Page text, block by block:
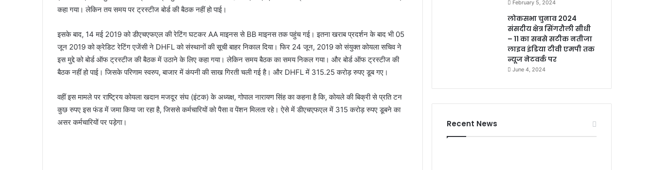
कहा गया। लेकिन तय समय पर ट्रस्टीज बोर्ड की बैठक नहीं हो पाई।
इसके बाद, 14 मई 2019 को डीएचएफएल की रेटिंग घटकर AA माइनस से BB माइनस तक पहुंच गई। इतना खराब प्रदर्शन के बाद भी 05
जून 2019 को क्रेडिट रेटिंग एजेंसी ने DHFL को संस्थानों की सूची बाहर निकाल दिया। फिर 24 जून, 2019 को संयुक्त कोयला सचिव ने
इस मुद्दे को बोर्ड ऑफ ट्रस्टीज की बैठक में उठाने के लिए कहा गया। लेकिन समय बैठक का समय निकल गया। और बोर्ड ऑफ ट्रस्टीज की
बैठक नहीं हो पाई। जिसके परिणाम स्वरुप, बाजार में कंपनी की साख गिरती चली गई है। और DHFL में 315.25 करोड़ रुपए डूब गए।
वहीं इस मामले पर राष्ट्रिय कोयला खदान मजदूर संघ (इंटक) के अध्यक्ष, गोपाल नारायण सिंह का कहना है कि, कोयले की बिक्री से प्रति टन
कुछ रुपए इस फंड में जमा किया जा रहा है, जिससे कर्मचारियों को पैसा व पेंशन मिलता रहे। ऐसे में डीएचएफएल में 315 करोड़ रुपए डूबने का
असर कर्मचारियों पर पड़ेगा।
February 5, 2024
लोकसभा चुनाव 2024
संसदीय क्षेत्र सिंगरौली सीधी
– 11 का सबसे सटीक नतीजा
लाइव इंडिया टीवी एमपी तक
न्यूज नेटवर्क पर
June 4, 2024
Recent News